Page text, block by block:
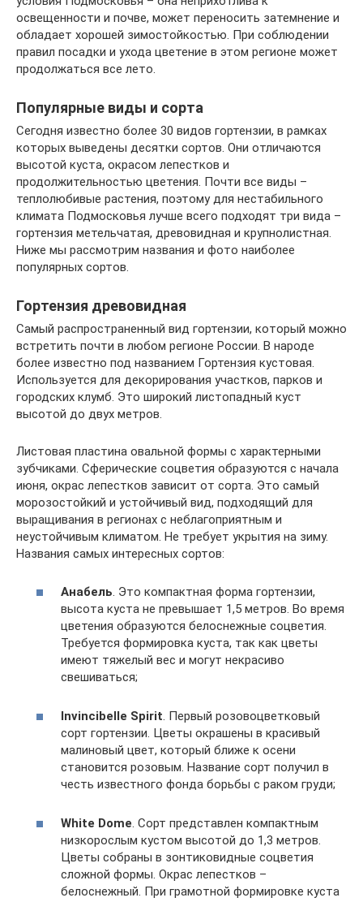
освещенности и почве, может переносить затемнение и
обладает хорошей зимостойкостью. При соблюдении
правил посадки и ухода цветение в этом регионе может
продолжаться все лето.
Популярные виды и сорта
Сегодня известно более 30 видов гортензии, в рамках
которых выведены десятки сортов. Они отличаются
высотой куста, окрасом лепестков и
продолжительностью цветения. Почти все виды –
теплолюбивые растения, поэтому для нестабильного
климата Подмосковья лучше всего подходят три вида –
гортензия метельчатая, древовидная и крупнолистная.
Ниже мы рассмотрим названия и фото наиболее
популярных сортов.
Гортензия древовидная
Самый распространенный вид гортензии, который можно
встретить почти в любом регионе России. В народе
более известно под названием Гортензия кустовая.
Используется для декорирования участков, парков и
городских клумб. Это широкий листопадный куст
высотой до двух метров.
Листовая пластина овальной формы с характерными
зубчиками. Сферические соцветия образуются с начала
июня, окрас лепестков зависит от сорта. Это самый
морозостойкий и устойчивый вид, подходящий для
выращивания в регионах с неблагоприятным и
неустойчивым климатом. Не требует укрытия на зиму.
Названия самых интересных сортов:
Анабель. Это компактная форма гортензии,
высота куста не превышает 1,5 метров. Во время
цветения образуются белоснежные соцветия.
Требуется формировка куста, так как цветы
имеют тяжелый вес и могут некрасиво
свешиваться;
Invincibelle Spirit. Первый розовоцветковый
сорт гортензии. Цветы окрашены в красивый
малиновый цвет, который ближе к осени
становится розовым. Название сорт получил в
честь известного фонда борьбы с раком груди;
White Dome. Сорт представлен компактным
низкорослым кустом высотой до 1,3 метров.
Цветы собраны в зонтиковидные соцветия
сложной формы. Окрас лепестков –
белоснежный. При грамотной формировке куста